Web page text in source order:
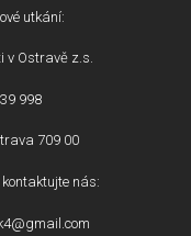
utkání:
v Ostravě z.s.
998
709 00
nás: